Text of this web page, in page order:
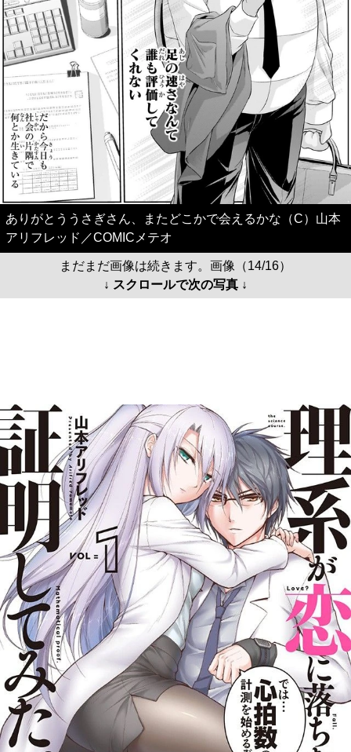
ありがとううさぎさん、またどこかで会えるかな（C）山本
アリフレッド／COMICメテオ
まだまだ画像は続きます。画像（14/16）
↓ スクロールで次の写真 ↓